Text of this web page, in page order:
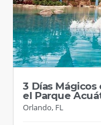
3 Días
el Parque
Orlando, FL